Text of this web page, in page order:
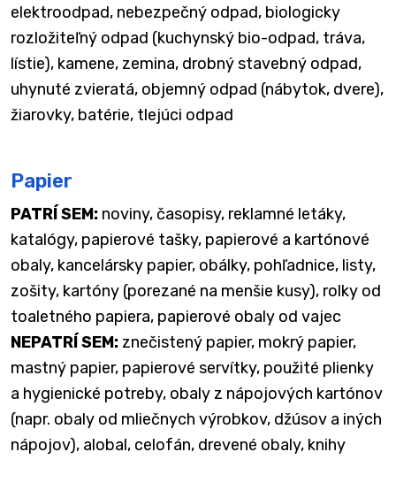
elektroodpad, nebezpečný odpad, biologicky
rozložiteľný odpad (kuchynský bio-odpad, tráva,
lístie), kamene, zemina, drobný stavebný odpad,
uhynuté zvieratá, objemný odpad (nábytok, dvere),
žiarovky, batérie, tlejúci odpad
Papier
PATRÍ SEM: noviny, časopisy, reklamné letáky,
katalógy, papierové tašky, papierové a kartónové
obaly, kancelársky papier, obálky, pohľadnice, listy,
zošity, kartóny (porezané na menšie kusy), rolky od
toaletného papiera, papierové obaly od vajec
NEPATRÍ SEM: znečistený papier, mokrý papier,
mastný papier, papierové servítky, použité plienky
a hygienické potreby, obaly z nápojových kartónov
(napr. obaly od mliečnych výrobkov, džúsov a iných
nápojov), alobal, celofán, drevené obaly, knihy